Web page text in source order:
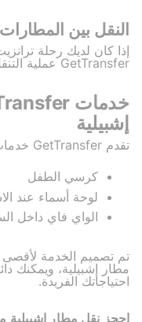
النقل بين
إذا كان لديك رحلة
GetTransfer عملية التنقل بين المطارات.
إشبيلية
تقدم GetTransfer خدمات متنوعة تناسب احتياجاتك، مثل:
كرسي الطفل
لوحة أسماء عند
الواي فاي داخل
تم تصميم الخدمة لأقصى
مطار إشبيلية، ويمكنك
احتياجاتك الفريدة.
احجز نقل مطار إشبيلية